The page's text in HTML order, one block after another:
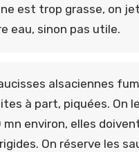
est trop grasse, on
eau, sinon pas utile.
alsaciennes
à part, piquées. On
mn environ, elles
On réserve les